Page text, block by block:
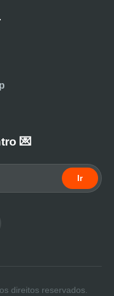
💌
Ir
os direitos reservados.